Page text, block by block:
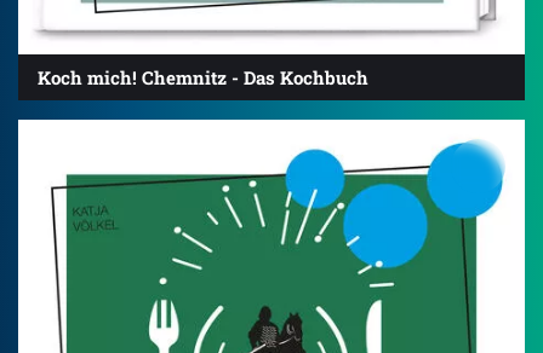
Koch mich! Chemnitz - Das Kochbuch